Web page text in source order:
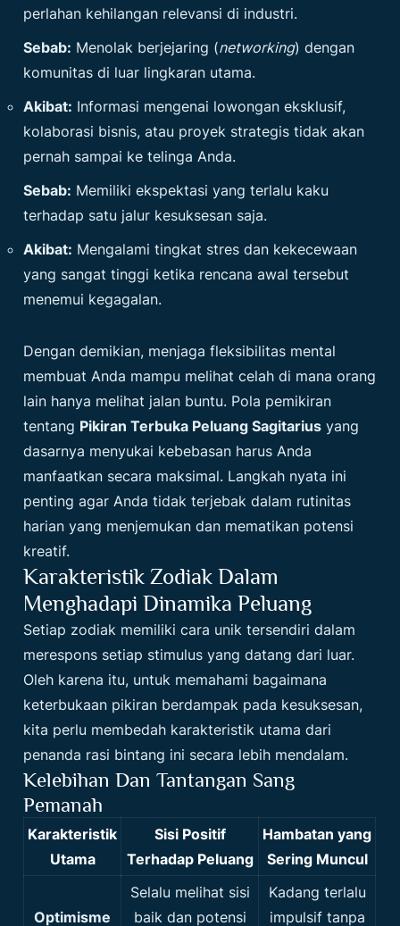
perlahan kehilangan relevansi di industri.
Sebab: Menolak berjejaring (networking) dengan
komunitas di luar lingkaran utama.
Akibat: Informasi mengenai lowongan eksklusif,
kolaborasi bisnis, atau proyek strategis tidak akan
pernah sampai ke telinga Anda.
Sebab: Memiliki ekspektasi yang terlalu kaku
terhadap satu jalur kesuksesan saja.
Akibat: Mengalami tingkat stres dan kekecewaan
yang sangat tinggi ketika rencana awal tersebut
menemui kegagalan.
Dengan demikian, menjaga fleksibilitas mental
membuat Anda mampu melihat celah di mana orang
lain hanya melihat jalan buntu. Pola pemikiran
tentang Pikiran Terbuka Peluang Sagitarius yang
dasarnya menyukai kebebasan harus Anda
manfaatkan secara maksimal. Langkah nyata ini
penting agar Anda tidak terjebak dalam rutinitas
harian yang menjemukan dan mematikan potensi
kreatif.
Karakteristik Zodiak Dalam
Menghadapi Dinamika Peluang
Setiap zodiak memiliki cara unik tersendiri dalam
merespons setiap stimulus yang datang dari luar.
Oleh karena itu, untuk memahami bagaimana
keterbukaan pikiran berdampak pada kesuksesan,
kita perlu membedah karakteristik utama dari
penanda rasi bintang ini secara lebih mendalam.
Kelebihan Dan Tantangan Sang
Pemanah
Karakteristik
Utama
Sisi Positif
Terhadap Peluang
Hambatan yang
Sering Muncul
Optimisme
Selalu melihat sisi
baik dan potensi
Kadang terlalu
impulsif tanpa